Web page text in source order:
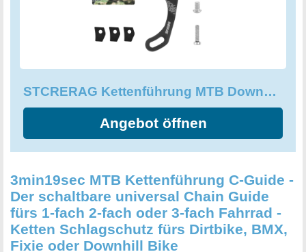
STCRERAG Kettenführung MTB Downhill Fahrrad kettenführung ISCG
Angebot öffnen
3min19sec MTB Kettenführung C-Guide -
Der schaltbare universal Chain Guide
fürs 1-fach 2-fach oder 3-fach Fahrrad -
Ketten Schlagschutz fürs Dirtbike, BMX,
Fixie oder Downhill Bike